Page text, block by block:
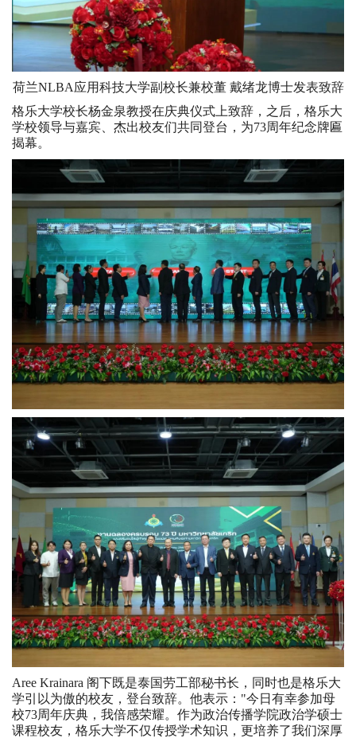
荷兰NLBA应用科技大学副校长兼校董 戴绪龙博士发表致辞
格乐大学校长杨金泉教授在庆典仪式上致辞，之后，格乐大
学校领导与嘉宾、杰出校友们共同登台，为73周年纪念牌匾
揭幕。
Aree Krainara 阁下既是泰国劳工部秘书长，同时也是格乐大
学引以为傲的校友，登台致辞。他表示："今日有幸参加母
校73周年庆典，我倍感荣耀。作为政治传播学院政治学硕士
课程校友，格乐大学不仅传授学术知识，更培养了我们深厚